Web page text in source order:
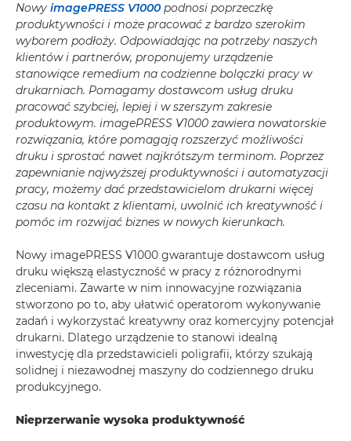
Nowy imagePRESS V1000podnosi poprzeczkę
produktywności i może pracować z bardzo szerokim
wyborem podłoży. Odpowiadając na potrzeby naszych
klientów i partnerów, proponujemy urządzenie
stanowiące remedium na codzienne bolączki pracy w
drukarniach. Pomagamy dostawcom usług druku
pracować szybciej, lepiej i w szerszym zakresie
produktowym. imagePRESS V1000 zawiera nowatorskie
rozwiązania, które pomagają rozszerzyć możliwości
druku i sprostać nawet najkrótszym terminom. Poprzez
zapewnianie najwyższej produktywności i automatyzacji
pracy, możemy dać przedstawicielom drukarni więcej
czasu na kontakt z klientami, uwolnić ich kreatywność i
pomóc im rozwijać biznes w nowych kierunkach.
Nowy imagePRESS V1000 gwarantuje dostawcom usług
druku większą elastyczność w pracy z różnorodnymi
zleceniami. Zawarte w nim innowacyjne rozwiązania
stworzono po to, aby ułatwić operatorom wykonywanie
zadań i wykorzystać kreatywny oraz komercyjny potencjał
drukarni. Dlatego urządzenie to stanowi idealną
inwestycję dla przedstawicieli poligrafii, którzy szukają
solidnej i niezawodnej maszyny do codziennego druku
produkcyjnego.
Nieprzerwanie wysoka produktywność